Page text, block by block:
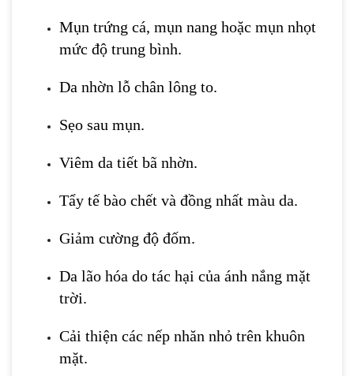
Mụn trứng cá, mụn nang hoặc mụn nhọt
mức độ trung bình.
Da nhờn lỗ chân lông to.
Sẹo sau mụn.
Viêm da tiết bã nhờn.
Tẩy tế bào chết và đồng nhất màu da.
Giảm cường độ đốm.
Da lão hóa do tác hại của ánh nắng mặt
trời.
Cải thiện các nếp nhăn nhỏ trên khuôn
mặt.